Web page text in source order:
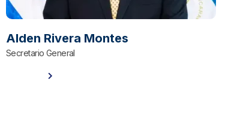
Alden Rivera Montes
Secretario General